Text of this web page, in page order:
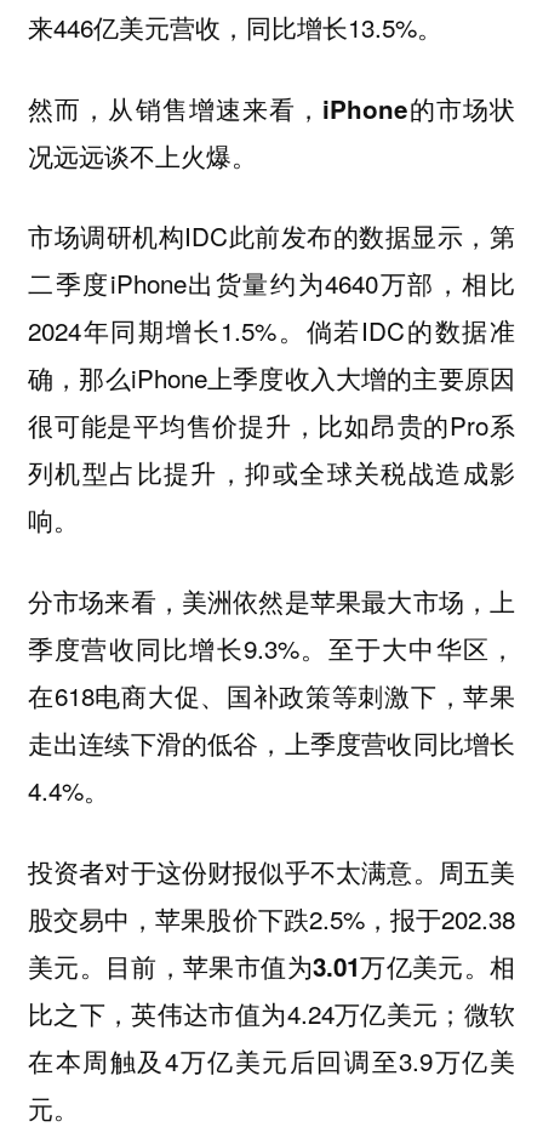
来446亿美元营收，同比增长13.5%。
然而，从销售增速来看， iPhone的市场状
况远远谈不上火爆。
市场调研机构IDC此前发布的数据显示，第
二季度iPhone出货量约为4640万部，相比
2024年同期增长1.5%。倘若IDC的数据准
确，那么iPhone上季度收入大增的主要原因
很可能是平均售价提升，比如昂贵的Pro系
列机型占比提升，抑或全球关税战造成影
响。
分市场来看，美洲依然是苹果最大市场，上
季度营收同比增长9.3%。至于大中华区，
在618电商大促、国补政策等刺激下，苹果
走出连续下滑的低谷，上季度营收同比增长
4.4%。
投资者对于这份财报似乎不太满意。周五美
股交易中，苹果股价下跌2.5%，报于202.38
美元。目前，苹果市值为3.01万亿美元。相
比之下，英伟达市值为4.24万亿美元；微软
在本周触及4万亿美元后回调至3.9万亿美
元。